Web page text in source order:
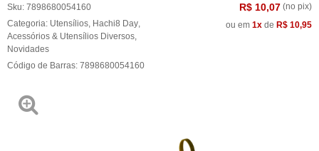
Sku: 7898680054160
Categoria: Utensílios Hachi8 Day
Acessórios & Utensílios Diversos
Novidades
Código de Barras: 7898680054160
R$ 10,07 (no pix)
ou em 1x de R$ 10,95